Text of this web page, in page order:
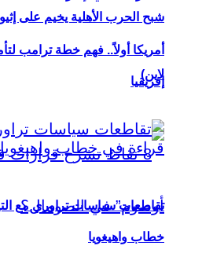
شبح الحرب الأهلية يخيم على
لاين)
أمريكا أولاً.. فهم خطة ترامب
إفريقيا
تقاطعات سياسات تراوري مع
خطاب واهيغويا